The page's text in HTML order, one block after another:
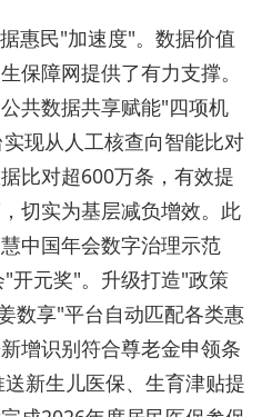
惠民"加速度"。数据价值
保障网提供了有力支撑。
共数据共享赋能"四项机
现从人工核查向智能比对
比对超600万条，有效提
切实为基层减负增效。此
中国年会数字治理示范
开元奖"。升级打造"政策
数享"平台自动匹配各类惠
增识别符合尊老金申领条
新生儿医保、生育津贴提